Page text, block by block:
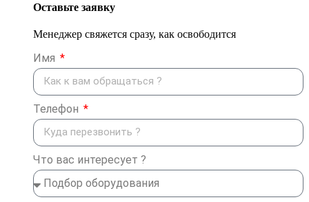
Оставьте заявку
Менеджер свяжется сразу, как освободится
Имя
Телефон
Что вас интересует ?